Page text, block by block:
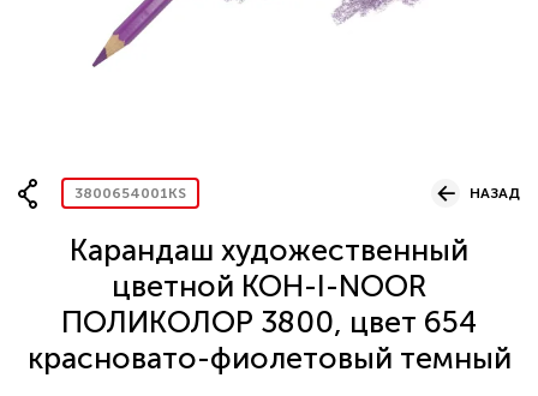
3800654001KS НАЗАД
Карандаш художественный
цветной KOH-I-NOOR
ПОЛИКОЛОР 3800, цвет 654
красновато-фиолетовый темный
ОСТАВИТЬ ЗАЯВКУ